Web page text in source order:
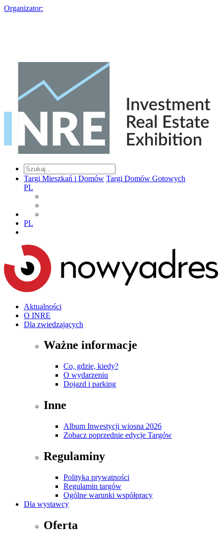
Organizator:
Targi Mieszkań i Domów Targi Domów Gotowych
PL
PL
Aktualności
O INRE
Dla zwiedzających
Ważne informacje
Co, gdzie, kiedy?
O wydarzeniu
Dojazd i parking
Inne
Album Inwestycji wiosna 2026
Zobacz poprzednie edycje Targów
Regulaminy
Polityka prywatności
Regulamin targów
Ogólne warunki współpracy
Dla wystawcy
Oferta